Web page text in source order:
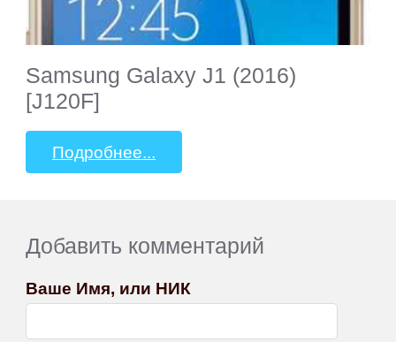
Samsung Galaxy J1 (2016)
[J120F]
Подробнее...
Добавить комментарий
Ваше Имя, или НИК